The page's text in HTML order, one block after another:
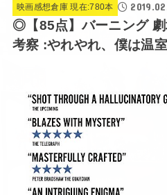
映画感想倉庫 現在:780本
◎【85点】バーニング
考察 :やれやれ、僕は温